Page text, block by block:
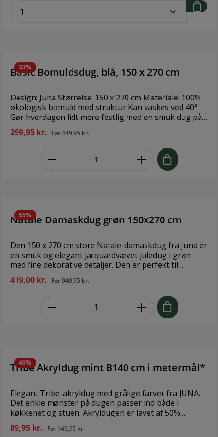
ved 40° og skal hængetørres. Fås også i størrelserne
33%
Basic Bomuldsdug, blå, 150 x 270 cm
Design: Juna Størrelse: 150 x 270 cm Materiale: 100%
økologisk bomuld med struktur Kan vaskes ved 40°
Gør hverdagen lidt mere festlig med en smuk dug på
middagsbordet. Basic-dugen i blå nuance er
fremstillet af 100% økologisk bomuld med en smule
299,95 kr. Før449,95 kr.
55%
Natale Damaskdug grøn 150x270 cm
Den 150 x 270 cm store Natale-damaskdug fra Juna er
en smuk og elegant jacquardvævet juledug i grøn
med fine dekorative detaljer. Den er perfekt til
julebordet juleaften eller til andre hyggelige
sammenkomster med venner og familie i december
måned. Den smukke dug er produceret i 55% bomuld
og 45% polyester, og den er både smuds- og
vandafvisende. Natale-damaskdugen kan også vaskes
grønne farve og de dekorative detaljer mange år
frem.
419,00 kr. Før949,95 kr.
40%
Tribe Akryldug mint B140 cm i metermål*
Elegant Tribe-akryldug med grålige farver fra JUNA.
Det enkle mønster på dugen passer ind både i
køkkenet og stuen. Akryldugen er lavet af 50%
bomuld samt 50% polyester, hvilket får den til at falde
smukt ned over bordets sider. Derudover har dugen
89,95 kr. Før 149,95 kr.